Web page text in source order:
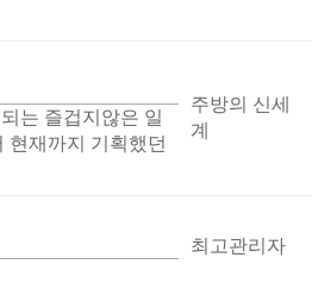
는 즐겁지않은 일
현재까지 기획했던
주방의 신세
계
최고관리자